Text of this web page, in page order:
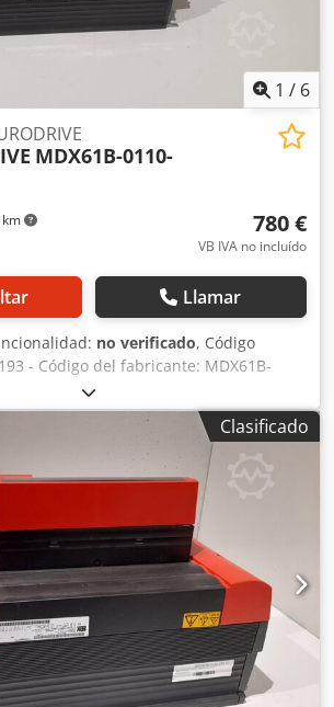
1 / 6
MDX61B-0110-
780 €
VB IVA no incluído
Llamar
no verificado, Código
- Código del fabricante: MDX61B-
Usado - Funcionalidad: No
compatible: CNC LIGMATECH-HOMAG -
ofrecemos un servicio de revisión;
con nosotros. Codszmhxfopfx Ahbjha
Clasificado